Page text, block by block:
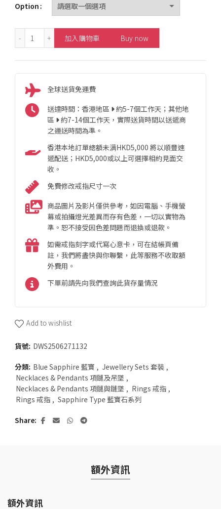
Option
0.98ct/0.90ct Natural Pear-Shaped Blue Sapphire
加入購物車 Buy now
全球送貨免運費
送達時間：香港地區
約5-7個工作天；其他地
區
約7-14個工作天，實際送貨時間以送遞商
之運送時間為準。
香港本地訂單總額未满HKD5,000 將以順豐速
遞配送；HKD5,000或以上可選擇相約見面交
收。
免費修改戒指尺寸一次
商品圖片及影片僅供參考，如因電腦、手機螢
幕或拍攝燈光差異而存有色差，一切以實物為
準。恕不接受因色差問題而退換或退款。
如需戒指刻字或代寫心意卡，可在結帳頁備
註，我們將盡快與你聯繫，此等服務不收取額
外費用。
下單前請先向我們查詢此貨存量情況
Add to wishlist
貨號: DWS2506271132
分類: Blue Sapphire 藍寶 , Jewellery Sets 套裝 ,
Necklaces & Pendants 項鏈及吊墜 ,
Necklaces & Pendants 項鏈與鏈墜 , Rings 戒指 ,
Rings 戒指 , Sapphire Type 藍寶石系列
Share
額外資訊
額外資訊